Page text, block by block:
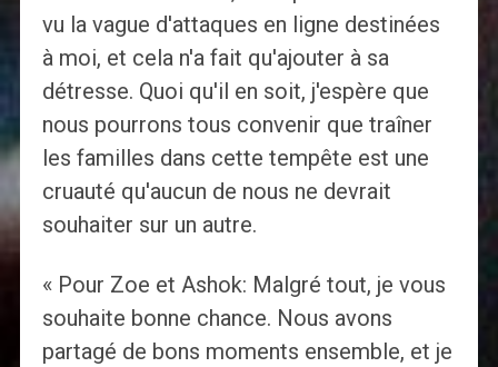
vu la vague d'attaques en ligne destinées
à moi, et cela n'a fait qu'ajouter à sa
détresse. Quoi qu'il en soit, j'espère que
nous pourrons tous convenir que traîner
les familles dans cette tempête est une
cruauté qu'aucun de nous ne devrait
souhaiter sur un autre.
« Pour Zoe et Ashok: Malgré tout, je vous
souhaite bonne chance. Nous avons
partagé de bons moments ensemble, et je